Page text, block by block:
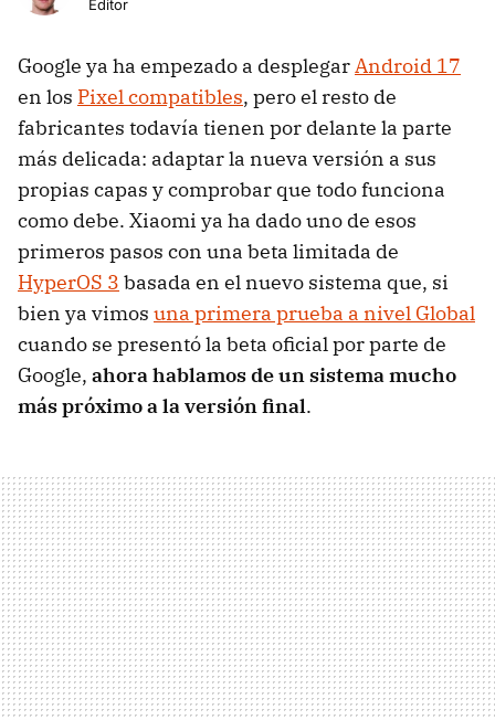
Editor
Google ya ha empezado a desplegarAndroid 17
en los Pixel compatibles, pero el resto de
fabricantes todavía tienen por delante la parte
más delicada: adaptar la nueva versión a sus
propias capas y comprobar que todo funciona
como debe. Xiaomi ya ha dado uno de esos
primeros pasos con una beta limitada de
HyperOS 3 basada en el nuevo sistema que, si
bien ya vimos una primera prueba a nivel Global
cuando se presentó la beta oficial por parte de
Google, ahora hablamos de un sistema mucho
más próximo a la versión final.